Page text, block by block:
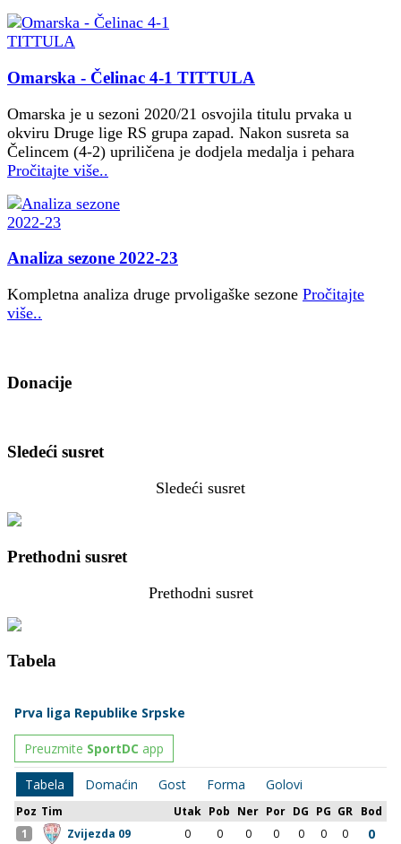
Omarska - Čelinac 4-1 TITTULA
Omarska je u sezoni 2020/21 osvojila titulu prvaka u
okviru Druge lige RS grupa zapad. Nakon susreta sa
Čelincem (4-2) upriličena je dodjela medalja i pehara
Pročitajte više..
Analiza sezone 2022-23
Kompletna analiza druge prvoligaške sezone Pročitajte
više..
Donacije
Sledeći susret
Sledeći susret
Prethodni susret
Prethodni susret
Tabela